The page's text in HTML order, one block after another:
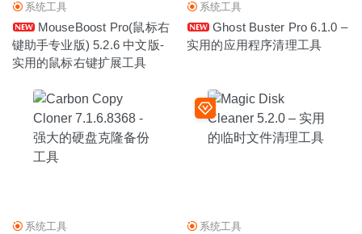
系统工具
MouseBoost Pro(鼠标右
键助手专业版) 5.2.6 中文版-
实用的鼠标右键扩展工具
系统工具
Ghost Buster Pro 6.1.0 –
实用的应用程序清理工具
系统工具 系统工具